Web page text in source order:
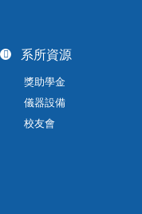
系所資源
獎助學金
儀器設備
校友會